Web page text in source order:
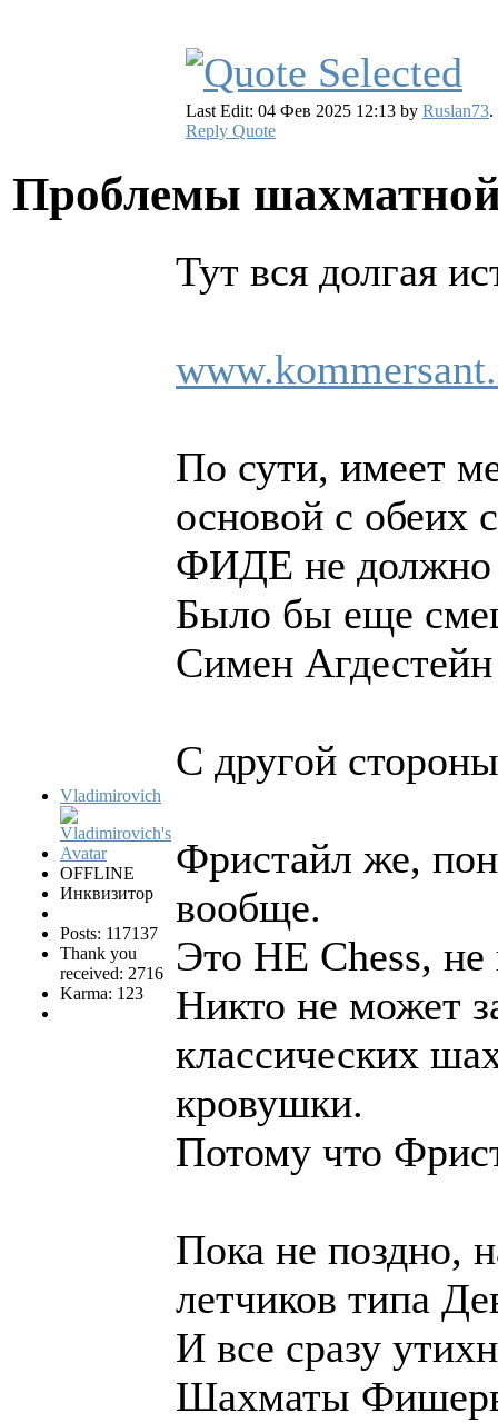
Last Edit: 04 Фев 2025 12:13 by Ruslan73.
Reply Quote
Проблемы
Vladimirovich
OFFLINE
Инквизитор
Posts: 117137
Thank you
received: 2716
Karma: 123
Тут вся долгая
По сути, имеет
основой с обеих
ФИДЕ не должно
Было бы еще
Симен
С другой
Фристайл же,
вообще.
Это НЕ Chess,
Никто не может
классических
кровушки.
Потому что
Пока не поздно,
летчиков типа
И все сразу
Шахматы